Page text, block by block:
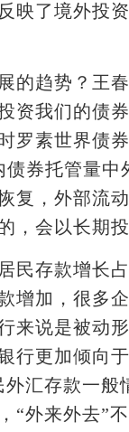
映了境外投
趋势？王春
资我们的债
罗素世界债
券托管量
复，外部流
，会以长期
存款增长占
增加，很多
来说是被动
行更加倾向
汇存款一
“外来外去”